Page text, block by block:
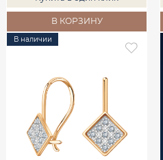
В КОРЗИНУ
В наличии